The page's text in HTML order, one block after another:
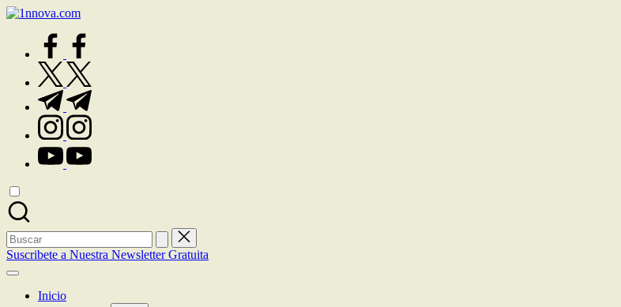
Saltar
contenidofacebook.com
twitter.com
t.me
instagram.com
youtube.com
Buscar:
Suscribete a Nuestra Newsletter Gratuita
Inicio